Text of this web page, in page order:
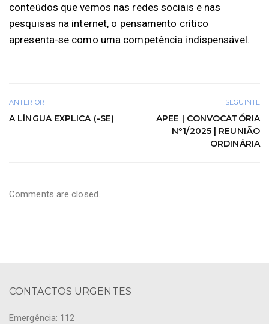
conteúdos que vemos nas redes sociais e nas
pesquisas na internet, o pensamento crítico
apresenta-se como uma competência indispensável.
ANTERIOR
A LÍNGUA EXPLICA (-SE)
SEGUINTE
APEE | CONVOCATÓRIA
Nº1/2025 | REUNIÃO
ORDINÁRIA
Comments are closed.
CONTACTOS URGENTES
Emergência: 112